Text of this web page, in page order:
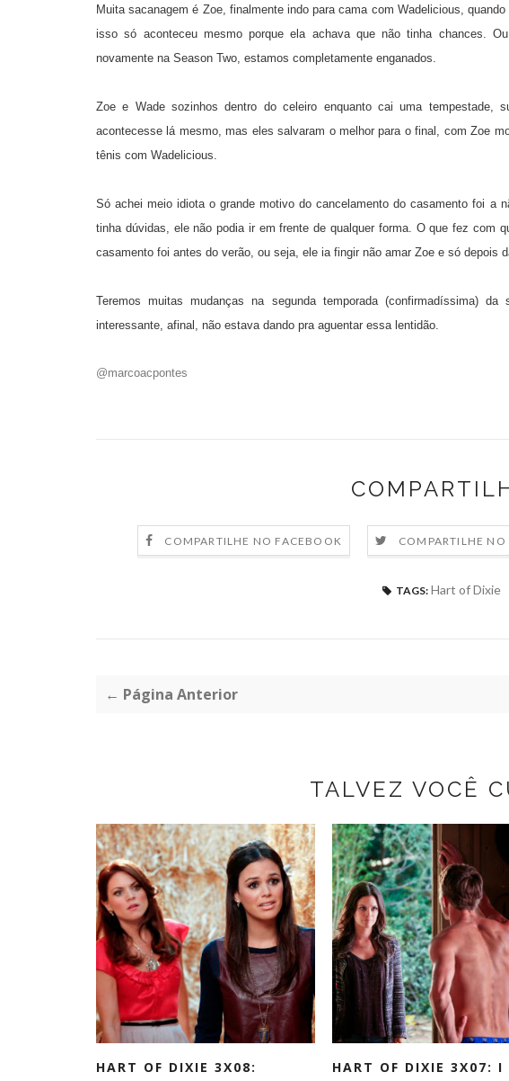
Muita sacanagem é Zoe, finalmente indo para cama com Wadelicious,
isso só aconteceu mesmo porque ela achava que não tinha chances.
novamente na Season Two, estamos completamente enganados.
Zoe e Wade sozinhos dentro do celeiro enquanto cai uma tempestade,
acontecesse lá mesmo, mas eles salvaram o melhor para o final, com Zoe
tênis com Wadelicious.
Só achei meio idiota o grande motivo do cancelamento do casamento foi a
tinha dúvidas, ele não podia ir em frente de qualquer forma. O que fez com
casamento foi antes do verão, ou seja, ele ia fingir não amar Zoe e só depois
Teremos muitas mudanças na segunda temporada (confirmadíssima)
interessante, afinal, não estava dando pra aguentar essa lentidão.
@marcoacpontes
COMPARTILHE NO FACEBOOK COMPARTILHE NO
TAGS: Hart of Dixie
← Página Anterior
TALVEZ VOCÊ
HART OF DIXIE 3X08:
HART OF DIXIE 3X07: I